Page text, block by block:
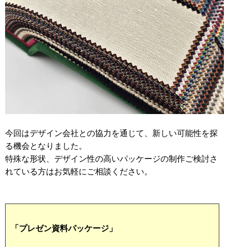
今回はデザイン会社との協力を通じて、新しい可能性を探
る機会となりました。
特殊な形状、デザイン性の高いパッケージの制作ご検討さ
れている方はお気軽にご相談ください。
「プレゼン資料パッケージ」